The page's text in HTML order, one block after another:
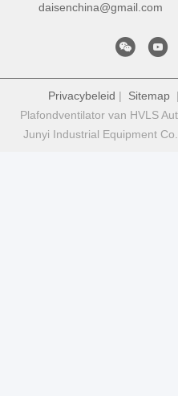
daisenchina@gmail.com
Privacybeleid | Sitemap
Plafondventilator van HVLS
Junyi Industrial Equipment